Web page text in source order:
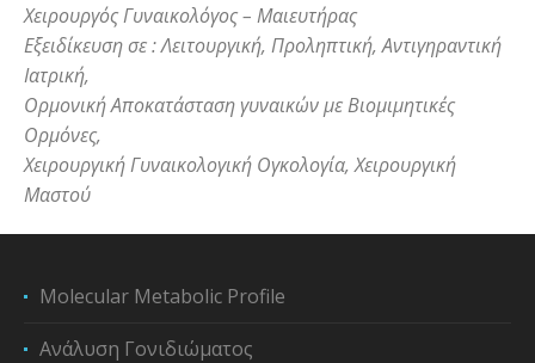
Χειρουργός Γυναικολόγος – Μαιευτήρας
Εξειδίκευση σε : Λειτουργική, Προληπτική, Αντιγηραντική
Ιατρική,
Ορμονική Αποκατάσταση γυναικών με Βιομιμητικές
Ορμόνες,
Χειρουργική Γυναικολογική Ογκολογία, Χειρουργική
Μαστού
Molecular Metabolic Profile
Ανάλυση Γονιδιώματος